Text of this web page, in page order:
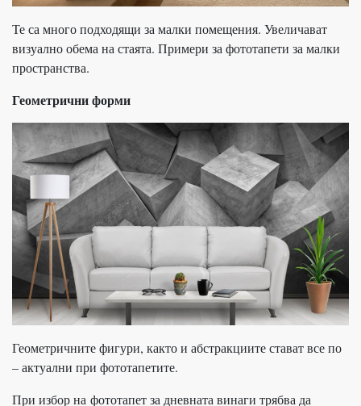
Те са много подходящи за малки помещения. Увеличават
визуално обема на стаята. Примери за фототапети за малки
пространства.
Геометрични форми
Геометричните фигури, както и абстракциите стават все по
– актуални при фототапетите.
При избор на фототапет за дневната винаги трябва да